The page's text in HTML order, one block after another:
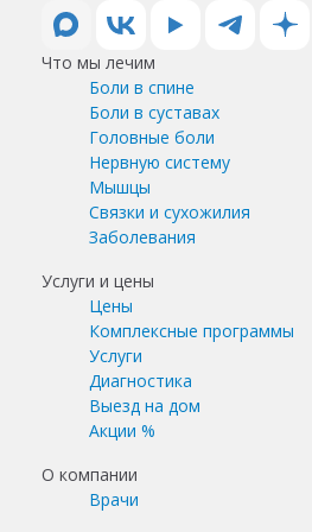
Что мы лечим
Боли в спине
Боли в суставах
Головные боли
Нервную систему
Мышцы
Связки и сухожилия
Заболевания
Услуги и цены
Цены
Комплексные программы
Услуги
Диагностика
Выезд на дом
Акции %
О компании
Врачи